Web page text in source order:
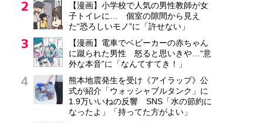
【漫画】小学校で人気の男性教師が女
子トイレに… 個室の隙間から見え
た“恐ろしいモノ”に「許せない」
【漫画】電車でベビーカーの赤ちゃん
に蹴られた男性 怒ると思いきや…“意
外な本音”に「なんてすてき！」
熊本地震発生を受け《アイラップ》公
式が紹介「ウォッシャブルタンク」に
1.9万いいねの反響 SNS「水の節約に
なったよ」「持ってた方がよい」